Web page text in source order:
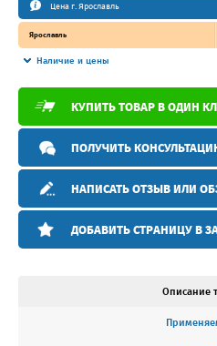
Цена г. Ярославль
Ярославль
Наличие и цены
КУПИТЬ ТОВАР В ОДИН
ПОЛУЧИТЬ
НАПИСАТЬ ОТЗЫВ ИЛИ
ДОБАВИТЬ СТРАНИЦУ В
Описание